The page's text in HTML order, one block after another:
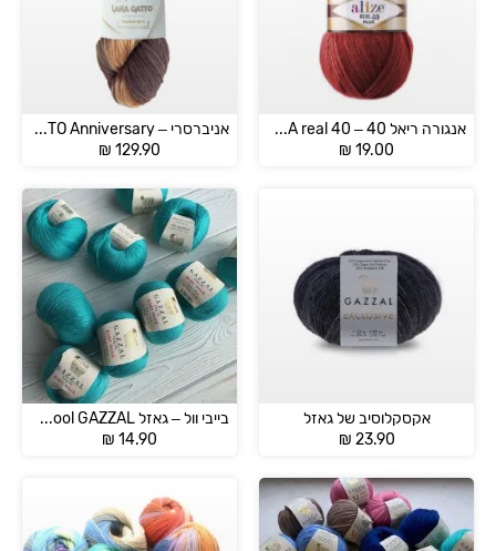
אנגורה ריאל 40 – ANGORA real 40
₪ 19.00
אניברסרי – LANNA GATTO Anniversary
₪ 129.90
אקסקלוסיב של גאזל
₪ 23.90
בייבי וול – גאזל baby wool GAZZAL
₪ 14.90